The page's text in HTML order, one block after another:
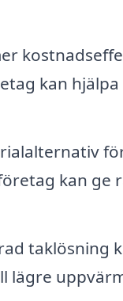
kan
kan ge
taklösning